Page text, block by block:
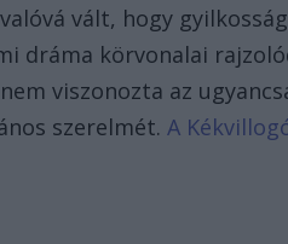
vált, hogy
dráma körvonalai
viszonozta az
szerelmét.A